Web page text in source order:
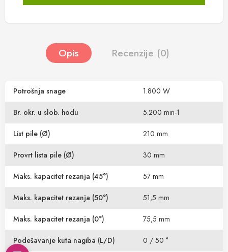
Opis Recenzije (0)
Potrošnja snage 1.800 W
Br. okr. u slob. hodu 5.200 min-1
List pile (Ø) 210 mm
Provrt lista pile (Ø) 30 mm
Maks. kapacitet rezanja (45°) 57 mm
Maks. kapacitet rezanja (50°) 51,5 mm
Maks. kapacitet rezanja (0°) 75,5 mm
Podešavanje kuta nagiba (L/D) 0 / 50 °